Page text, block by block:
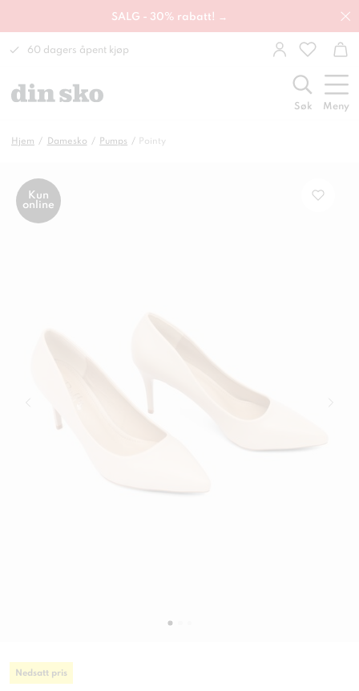
SALG - 30% rabatt! →
60 dagers åpent kjøp
Søk Meny
Hjem Damesko Pumps Pointy
Kun
online
Nedsatt pris